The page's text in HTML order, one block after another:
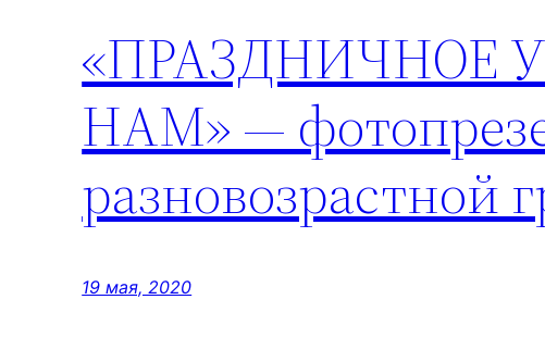
«ПРАЗДНИЧНОЕ
НАМ» —
разновозрастной
19 мая, 2020